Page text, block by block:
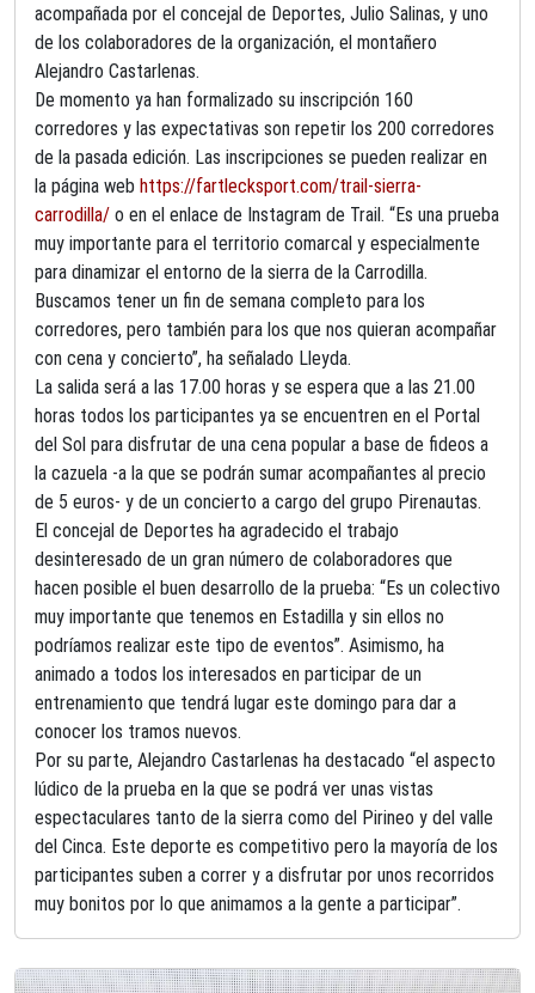
acompañada por el concejal de Deportes, Julio Salinas, y uno
de los colaboradores de la organización, el montañero
Alejandro Castarlenas.
De momento ya han formalizado su inscripción 160
corredores y las expectativas son repetir los 200 corredores
de la pasada edición. Las inscripciones se pueden realizar en
la página web https://fartlecksport.com/trail-sierra-
carrodilla/ o en el enlace de Instagram de Trail. “Es una prueba
muy importante para el territorio comarcal y especialmente
para dinamizar el entorno de la sierra de la Carrodilla.
Buscamos tener un fin de semana completo para los
corredores, pero también para los que nos quieran acompañar
con cena y concierto”, ha señalado Lleyda.
La salida será a las 17.00 horas y se espera que a las 21.00
horas todos los participantes ya se encuentren en el Portal
del Sol para disfrutar de una cena popular a base de fideos a
la cazuela -a la que se podrán sumar acompañantes al precio
de 5 euros- y de un concierto a cargo del grupo Pirenautas.
El concejal de Deportes ha agradecido el trabajo
desinteresado de un gran número de colaboradores que
hacen posible el buen desarrollo de la prueba: “Es un colectivo
muy importante que tenemos en Estadilla y sin ellos no
podríamos realizar este tipo de eventos”. Asimismo, ha
animado a todos los interesados en participar de un
entrenamiento que tendrá lugar este domingo para dar a
conocer los tramos nuevos.
Por su parte, Alejandro Castarlenas ha destacado “el aspecto
lúdico de la prueba en la que se podrá ver unas vistas
espectaculares tanto de la sierra como del Pirineo y del valle
del Cinca. Este deporte es competitivo pero la mayoría de los
participantes suben a correr y a disfrutar por unos recorridos
muy bonitos por lo que animamos a la gente a participar”.